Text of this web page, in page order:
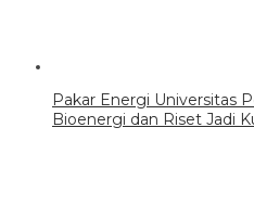
Pakar Energi Universitas
Bioenergi dan Riset Jadi